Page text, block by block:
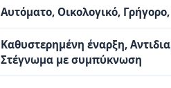
Αυτόματο, Οικολογικό,
Καθυστερημένη έναρξη,
Στέγνωμα με συμπύκνωση